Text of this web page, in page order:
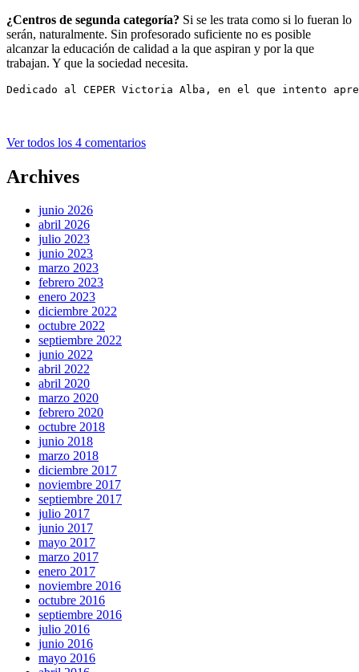
¿Centros de segunda categoría? Si se les trata como si lo fueran lo
serán, naturalmente. Sin profesorado suficiente no es posible
alcanzar la educación de calidad a la que aspiran y por la que
trabajan. Y que la sociedad necesita.
Dedicado al CEPER Victoria Alba, en el que intento
Ver todos los 4 comentarios
Archives
junio 2026
abril 2026
julio 2023
junio 2023
marzo 2023
febrero 2023
enero 2023
diciembre 2022
octubre 2022
septiembre 2022
junio 2022
abril 2022
abril 2020
marzo 2020
febrero 2020
octubre 2018
junio 2018
marzo 2018
diciembre 2017
noviembre 2017
septiembre 2017
julio 2017
junio 2017
mayo 2017
marzo 2017
enero 2017
noviembre 2016
octubre 2016
septiembre 2016
julio 2016
junio 2016
mayo 2016